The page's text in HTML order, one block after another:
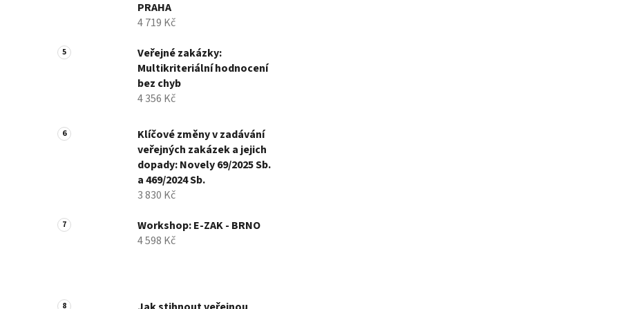
PRAHA
4 719 Kč
Veřejné zakázky:
Multikriteriální hodnocení
bez chyb
4 356 Kč
Klíčové změny v zadávání
veřejných zakázek a jejich
dopady: Novely 69/2025 Sb.
a 469/2024 Sb.
3 830 Kč
Workshop: E-ZAK - BRNO
4 598 Kč